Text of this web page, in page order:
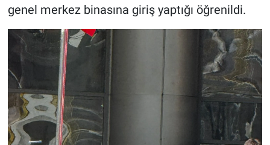
genel merkez binasına giriş yaptığı öğrenildi.